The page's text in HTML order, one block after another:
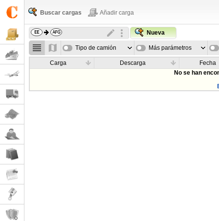
Buscar cargas Añadir carga
Nueva
Tipo de camión Más parámetros
Carga Descarga
Fecha
No se han